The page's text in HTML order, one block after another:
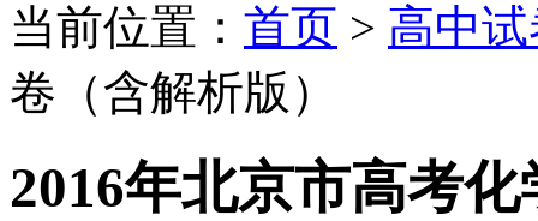
当前位置： 首页 > 高中
卷（含解析版）
2016年北京市高考